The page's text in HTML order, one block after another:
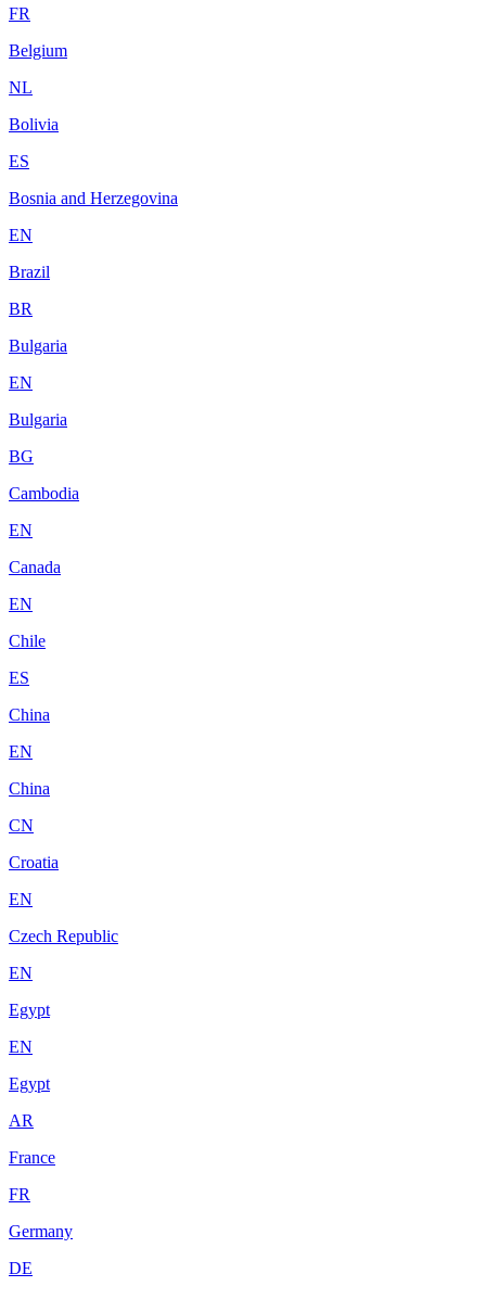
FR
Belgium
NL
Bolivia
ES
Bosnia and Herzegovina
EN
Brazil
BR
Bulgaria
EN
Bulgaria
BG
Cambodia
EN
Canada
EN
Chile
ES
China
EN
China
CN
Croatia
EN
Czech Republic
EN
Egypt
EN
Egypt
AR
France
FR
Germany
DE